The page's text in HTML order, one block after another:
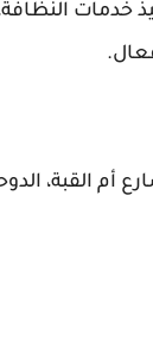
خدمات